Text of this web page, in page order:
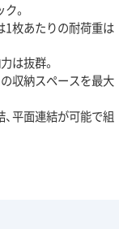
。
1枚あたりの耐荷重は
は抜群。
収納スペースを最大
平面連結が可能で組